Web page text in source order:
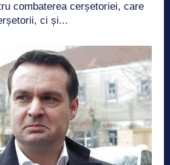
combaterea cerșetoriei, care
ci și...